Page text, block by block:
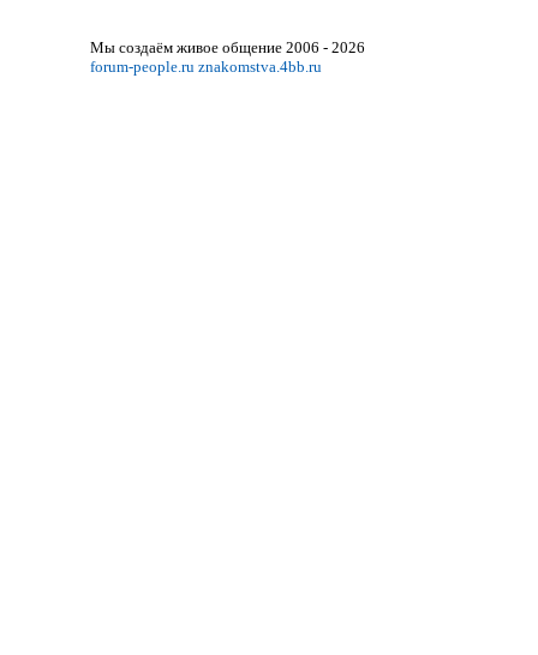
Мы создаём живое общение 2006 - 2026
forum-people.ru znakomstva.4bb.ru